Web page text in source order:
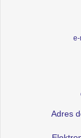
Adres